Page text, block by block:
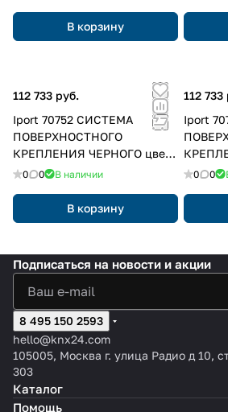
В корзину
112 733 руб.
Iport 70752 СИСТЕМА
ПОВЕРХНОСТНОГО
КРЕПЛЕНИЯ ЧЕРНОГО цвета
работает с iPad Pro 12,9" (5-
0 0 В наличии
В корзину
112 733
Iport
0 0
Подписаться на новости и акции
8 495 150 2593
hello@knx24.com
105005, Москва г. улица Радио д 10,
303
Каталог
Помощь